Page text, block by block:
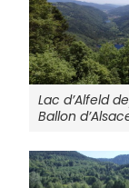
Lac d’Alfeld
Ballon